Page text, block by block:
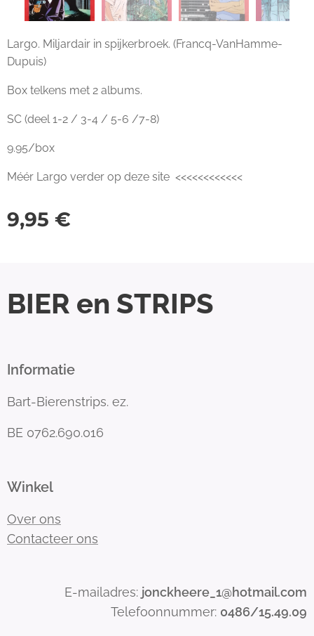
Largo. Miljardair in spijkerbroek. (Francq-VanHamme-
Dupuis)
Box telkens met 2 albums.
SC (deel 1-2 / 3-4 / 5-6 /7-8)
9.95/box
Méér Largo verder op deze site <<<<<<<<<<<<
9,95 €
BIER en STRIPS
Informatie
Bart-Bierenstrips. ez.
BE 0762.690.016
Winkel
Over ons
Contacteer ons
E-mailadres: jonckheere_1@hotmail.com
Telefoonnummer: 0486/15.49.09